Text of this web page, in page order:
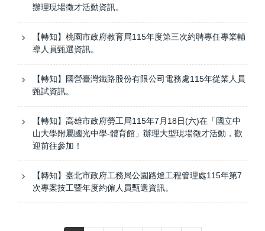
辦理現場徵才活動資訊。
【轉知】桃園市政府教育局115年度第三次約聘專任專業輔
導人員甄選資訊。
【轉知】國營臺灣鐵路股份有限公司電務處115年從業人員
甄試資訊。
【轉知】高雄市政府勞工局115年7月18日(六)在「國立中
山大學附屬國光中學-體育館」辦理大型現場徵才活動，歡
迎前往參加！
【轉知】臺北市政府工務局公園路燈工程管理處115年第7
次專案技工暨年度約僱人員甄選資訊。